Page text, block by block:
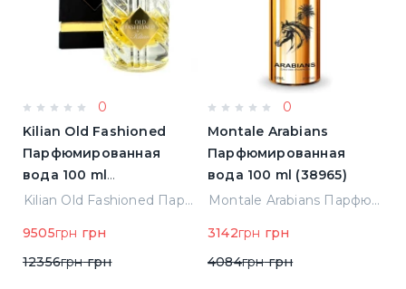
0
Kilian Old Fashioned
Парфюмированная
вода 100 ml
(3700550240723)
Kilian Old Fashioned Парфюмированная вода 100 ml (3700550240723)
9505грн грн
12356грнгрн
0
Montale Arabians
Парфюмированная
вода 100 ml (38965)
Montale Arabians Парфюмированная вода 100 ml (38965)
3142грн грн
4084грнгрн